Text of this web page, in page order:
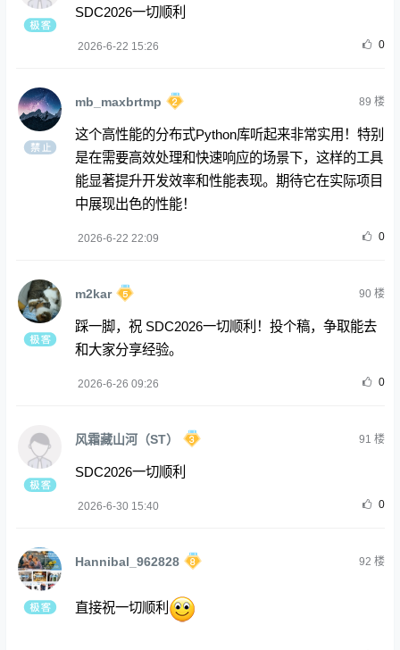
SDC2026一切顺利
2026-6-22 15:26 0
mb_maxbrtmp 89 楼
这个高性能的分布式Python库听起来非常实用！特别
是在需要高效处理和快速响应的场景下，这样的工具
能显著提升开发效率和性能表现。期待它在实际项目
中展现出色的性能！
2026-6-22 22:09 0
m2kar 90楼
踩一脚，祝 SDC2026一切顺利！投个稿，争取能去
和大家分享经验。
2026-6-26 09:26 0
风霜藏山河（ST） 91 楼
SDC2026一切顺利
2026-6-30 15:40 0
Hannibal_962828 92 楼
直接祝一切顺利